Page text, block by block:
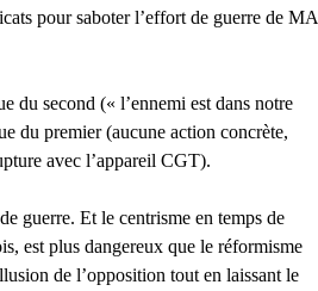
pour saboter l’effort de guerre de MA
du second (« l’ennemi est dans notre
du premier (aucune action concrète,
avec l’appareil CGT).
guerre. Et le centrisme en temps de
est plus dangereux que le réformisme
de l’opposition tout en laissant le